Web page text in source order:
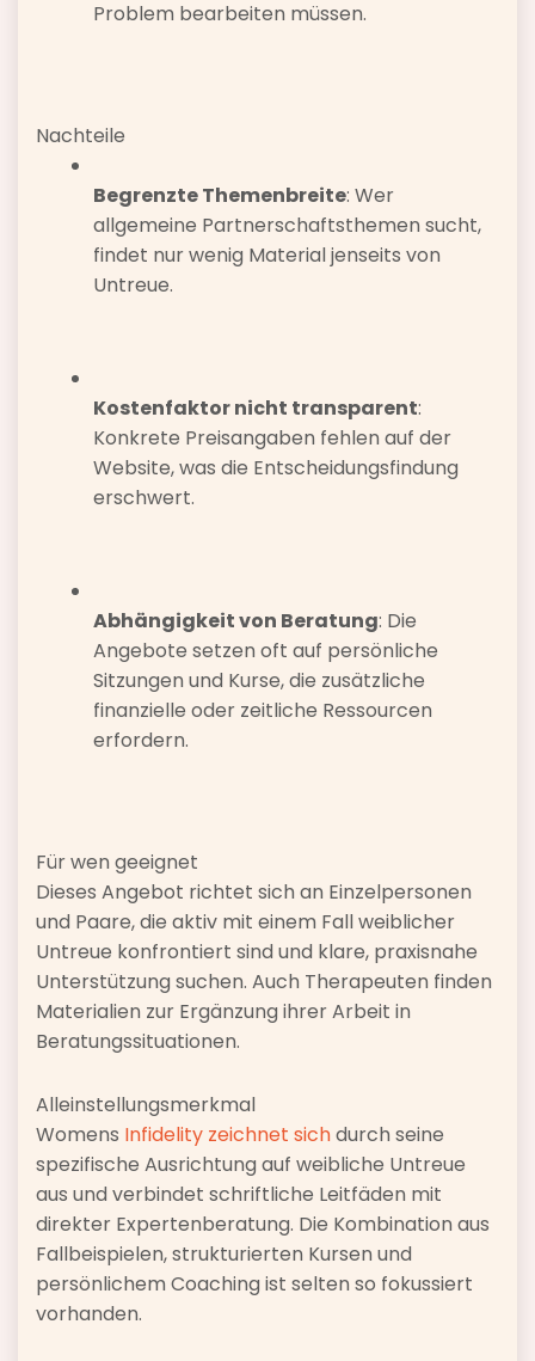
Problem bearbeiten müssen.
Nachteile
Begrenzte Themenbreite: Wer
allgemeine Partnerschaftsthemen sucht,
findet nur wenig Material jenseits von
Untreue.
Kostenfaktor nicht transparent:
Konkrete Preisangaben fehlen auf der
Website, was die Entscheidungsfindung
erschwert.
Abhängigkeit von Beratung: Die
Angebote setzen oft auf persönliche
Sitzungen und Kurse, die zusätzliche
finanzielle oder zeitliche Ressourcen
erfordern.
Für wen geeignet
Dieses Angebot richtet sich an Einzelpersonen
und Paare, die aktiv mit einem Fall weiblicher
Untreue konfrontiert sind und klare, praxisnahe
Unterstützung suchen. Auch Therapeuten finden
Materialien zur Ergänzung ihrer Arbeit in
Beratungssituationen.
Alleinstellungsmerkmal
Womens Infidelity zeichnet sichdurch seine
spezifische Ausrichtung auf weibliche Untreue
aus und verbindet schriftliche Leitfäden mit
direkter Expertenberatung. Die Kombination aus
Fallbeispielen, strukturierten Kursen und
persönlichem Coaching ist selten so fokussiert
vorhanden.